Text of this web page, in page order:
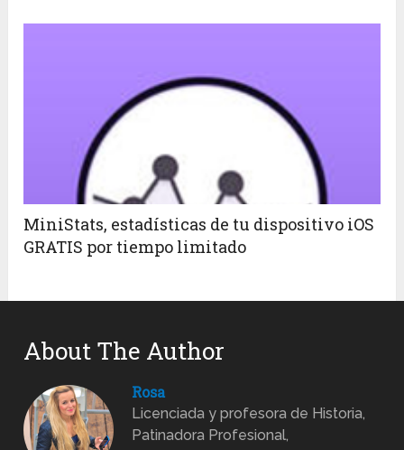
MiniStats, estadísticas de tu dispositivo iOS
GRATIS por tiempo limitado
About The Author
Rosa
Licenciada y profesora de Historia,
Patinadora Profesional,